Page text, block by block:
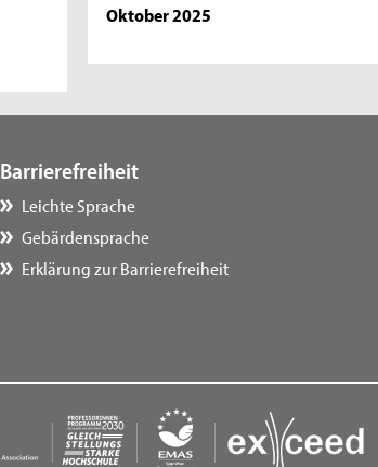
Oktober 2025
Barrierefreiheit
Leichte Sprache
Gebärdensprache
Erklärung zur Barrierefreiheit